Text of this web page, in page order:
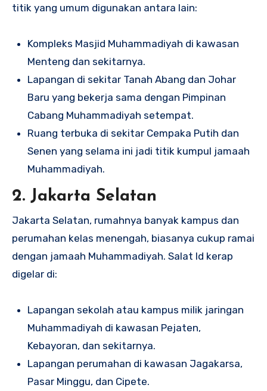
titik yang umum digunakan antara lain:
Kompleks Masjid Muhammadiyah di kawasan
Menteng dan sekitarnya.
Lapangan di sekitar Tanah Abang dan Johar
Baru yang bekerja sama dengan Pimpinan
Cabang Muhammadiyah setempat.
Ruang terbuka di sekitar Cempaka Putih dan
Senen yang selama ini jadi titik kumpul jamaah
Muhammadiyah.
2. Jakarta Selatan
Jakarta Selatan, rumahnya banyak kampus dan
perumahan kelas menengah, biasanya cukup ramai
dengan jamaah Muhammadiyah. Salat Id kerap
digelar di:
Lapangan sekolah atau kampus milik jaringan
Muhammadiyah di kawasan Pejaten,
Kebayoran, dan sekitarnya.
Lapangan perumahan di kawasan Jagakarsa,
Pasar Minggu, dan Cipete.